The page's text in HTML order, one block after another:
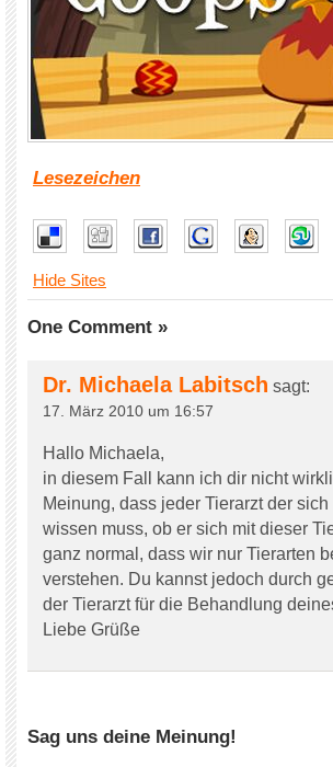
Lesezeichen
Hide Sites
One Comment »
Dr. Michaela Labitsch sagt:
17. März 2010 um 16:57
Hallo Michaela,
in diesem Fall kann ich dir nicht
Meinung, dass jeder Tierarzt der
wissen muss, ob er sich mit dieser
ganz normal, dass wir nur Tierarten
verstehen. Du kannst jedoch durch
der Tierarzt für die Behandlung
Liebe Grüße
Sag uns deine Meinung!